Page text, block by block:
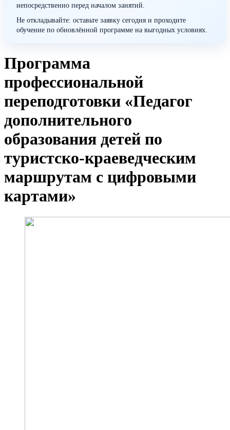
непосредственно перед началом занятий.
Не откладывайте: оставьте заявку сегодня и проходите
обучение по обновлённой программе на выгодных условиях.
Программа
профессиональной
переподготовки «Педагог
дополнительного
образования детей по
туристско-краеведческим
маршрутам с цифровыми
картами»